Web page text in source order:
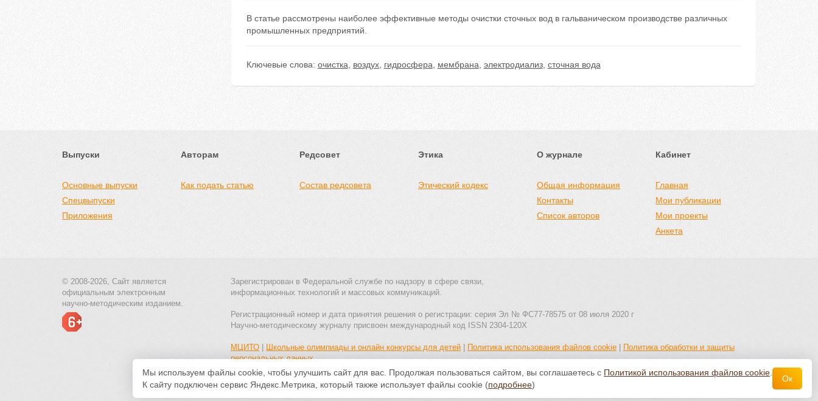
В статье рассмотрены наиболее эффективные методы очистки сточных вод в гальваническом производстве различных
промышленных предприятий.
Ключевые слова: очистка воздух, гидросфера мембрана электродиализ, сточная вода
Выпуски
Основные выпуски
Спецвыпуски
Приложения
Авторам
Как подать статью
Редсовет
Состав редсовета
Этика
Этический кодекс
О журнале
Общая информация
Контакты
Список авторов
Кабинет
Главная
Мои публикации
Мои проекты
Анкета
© 2008-2026, Сайт является
официальным электронным
научно-методическим изданием.
Зарегистрирован в Федеральной службе по надзору в сфере связи,
информационных технологий и массовых коммуникаций.
Регистрационный номер и дата принятия решения о регистрации: серия Эл № ФС77-78575 от 08 июля 2020 г
Научно-методическому журналу присвоен международный код ISSN 2304-120X
МЦИТО Школьные олимпиады и онлайн конкурсы для детей Политика использования файлов cookie
Политика обработки и защиты
персональных данных
Все материалы доступны по лицензии Creative Commons С указанием авторства 4.0 Всемирная
Мы используем файлы cookie, чтобы улучшить сайт для вас. Продолжая пользоваться сайтом, вы соглашаетесь с Политикой использования файлов cookie
К сайту подключен сервис Яндекс.Метрика, который также использует файлы cookie (подробнее)
Ок